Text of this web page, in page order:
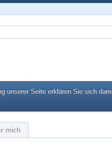
unserer Seite erklären Sie sich
mich